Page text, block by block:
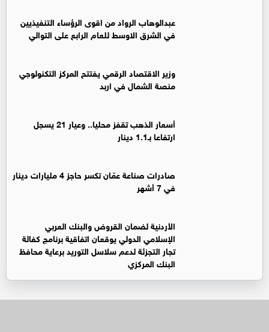
عبدالوهاب الرواد من اقوى الرؤساء التنفيذيين
في الشرق الاوسط للعام الرابع على التوالي
وزير الاقتصاد الرقمي يفتتح المركز التكنولوجي
منصة الشمال في اربد
أسعار الذهب تقفز محليا.. وعيار 21 يسجل
ارتفاعا بـ1.1 دينار
صادرات صناعة عمّان تكسر حاجز 4 مليارات دينار
في 7 أشهر
الأردنية لضمان القروض والبنك العربي
الإسلامي الدولي يوقعان اتفاقية برنامج كفالة
تجار التجزئة لدعم سلاسل التوريد برعاية محافظ
البنك المركزي